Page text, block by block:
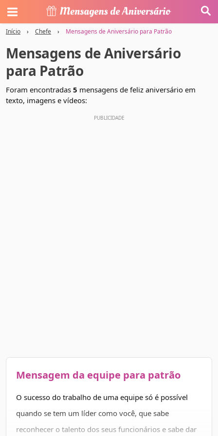
Início › Chefe › Mensagens de Aniversário para Patrão
Mensagens de Aniversário
para Patrão
Foram encontradas 5 mensagens de feliz aniversário em
texto, imagens e vídeos:
Mensagem da equipe para patrão
O sucesso do trabalho de uma equipe só é possível
quando se tem um líder como você, que sabe
reconhecer o talento dos seus funcionários e sabe dar